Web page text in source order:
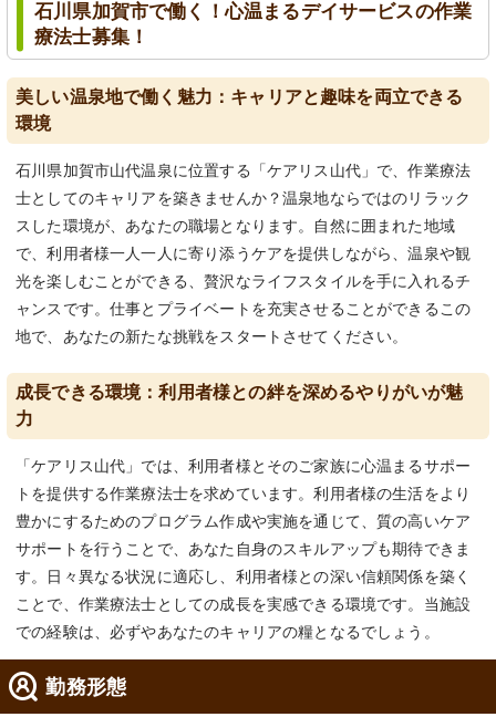
石川県加賀市で働く！心温まるデイサービスの作業
療法士募集！
美しい温泉地で働く魅力：キャリアと趣味を両立できる
環境
石川県加賀市山代温泉に位置する「ケアリス山代」で、作業療法
士としてのキャリアを築きませんか？温泉地ならではのリラック
スした環境が、あなたの職場となります。自然に囲まれた地域
で、利用者様一人一人に寄り添うケアを提供しながら、温泉や観
光を楽しむことができる、贅沢なライフスタイルを手に入れるチ
ャンスです。仕事とプライベートを充実させることができるこの
地で、あなたの新たな挑戦をスタートさせてください。
成長できる環境：利用者様との絆を深めるやりがいが魅
力
「ケアリス山代」では、利用者様とそのご家族に心温まるサポー
トを提供する作業療法士を求めています。利用者様の生活をより
豊かにするためのプログラム作成や実施を通じて、質の高いケア
サポートを行うことで、あなた自身のスキルアップも期待できま
す。日々異なる状況に適応し、利用者様との深い信頼関係を築く
ことで、作業療法士としての成長を実感できる環境です。当施設
での経験は、必ずやあなたのキャリアの糧となるでしょう。
勤務形態